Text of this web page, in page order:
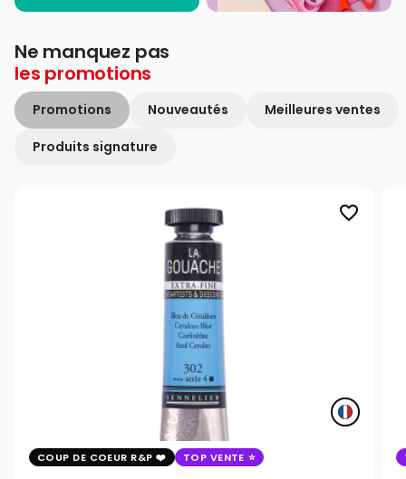
Ne manquez pas
les promotions
Promotions Nouveautés Meilleures ventes
Produits signature
favorite_border
COUP DE COEUR R&P TOP VENTE